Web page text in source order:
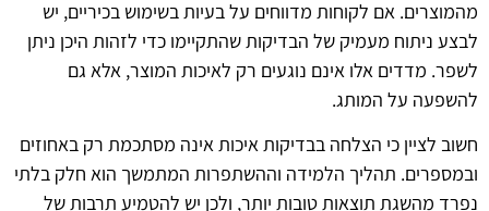
מהמוצרים. אם לקוחות מדווחים על בעיות בשימוש בכיריים, יש
לבצע ניתוח מעמיק של הבדיקות שהתקיימו כדי לזהות היכן ניתן
לשפר. מדדים אלו אינם נוגעים רק לאיכות המוצר, אלא גם
להשפעה על המותג.
חשוב לציין כי הצלחה בבדיקות איכות אינה מסתכמת רק באחוזים
ובמספרים. תהליך הלמידה וההשתפרות המתמשך הוא חלק בלתי
נפרד מהשגת תוצאות טובות יותר, ולכן יש להטמיע תרבות של